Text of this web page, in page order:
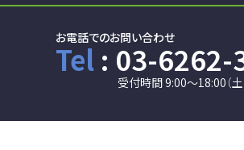
お電話でのお問い合わせ
Tel : 03-6262-
受付時間 9:00～18:00（土